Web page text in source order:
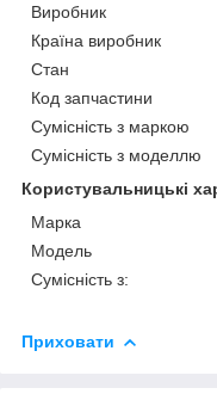
Виробник
Країна виробник
Стан
Код запчастини
Сумісність з маркою
Сумісність з моделлю
Користувальницькі
Марка
Модель
Сумісність з:
Приховати